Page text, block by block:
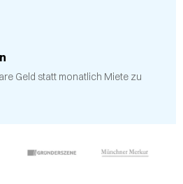
Geld statt monatlich Miete zu